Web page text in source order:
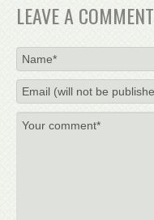
LEAVE A COMMENT